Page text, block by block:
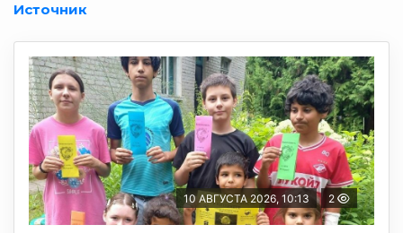
Источник
10 АВГУСТА 2026, 10:13 2